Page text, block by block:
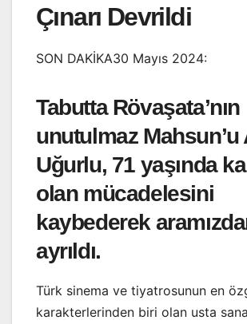
Çınarı Devrildi
SON DAKİKA30 Mayıs 2024:
Tabutta Rövaşata’nın
unutulmaz Mahsun’u
Uğurlu, 71 yaşında
olan mücadelesini
kaybederek
ayrıldı.
Türk sinema ve tiyatrosunun en
karakterlerinden biri olan usta